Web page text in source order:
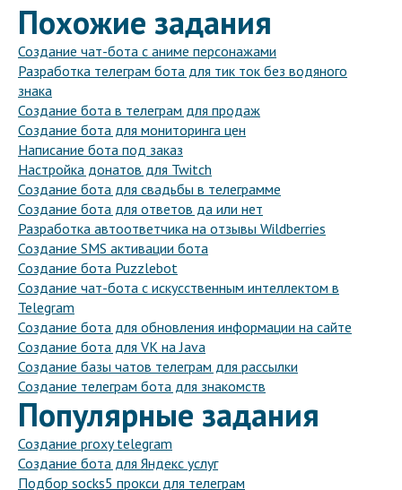
Похожие задания
Создание чат-бота с аниме персонажами
Разработка телеграм бота для тик ток без водяного
знака
Создание бота в телеграм для продаж
Создание бота для мониторинга цен
Написание бота под заказ
Настройка донатов для Twitch
Создание бота для свадьбы в телеграмме
Создание бота для ответов да или нет
Разработка автоответчика на отзывы Wildberries
Создание SMS активации бота
Создание бота Puzzlebot
Создание чат-бота с искусственным интеллектом в
Telegram
Создание бота для обновления информации на сайте
Создание бота для VK на Java
Создание базы чатов телеграм для рассылки
Создание телеграм бота для знакомств
Популярные задания
Создание proxy telegram
Создание бота для Яндекс услуг
Подбор socks5 прокси для телеграм